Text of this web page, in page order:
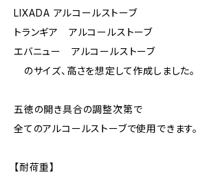
LIXADA アルコールストーブ
トランギア アルコールストーブ
エバニュー アルコールストーブ
のサイズ、高さを想定して作成しました。
五徳の開き具合の調整次第で
全てのアルコールストーブで使用できます。
【耐荷重】